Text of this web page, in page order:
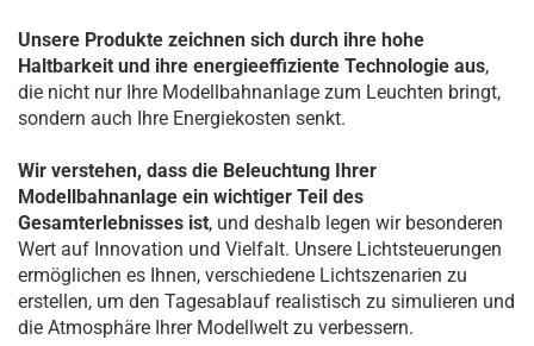
Unsere Produkte zeichnen sich durch ihre hohe
Haltbarkeit und ihre energieeffiziente Technologie aus,
die nicht nur Ihre Modellbahnanlage zum Leuchten bringt,
sondern auch Ihre Energiekosten senkt.
Wir verstehen, dass die Beleuchtung Ihrer
Modellbahnanlage ein wichtiger Teil des
Gesamterlebnisses ist, und deshalb legen wir besonderen
Wert auf Innovation und Vielfalt. Unsere Lichtsteuerungen
ermöglichen es Ihnen, verschiedene Lichtszenarien zu
erstellen, um den Tagesablauf realistisch zu simulieren und
die Atmosphäre Ihrer Modellwelt zu verbessern.